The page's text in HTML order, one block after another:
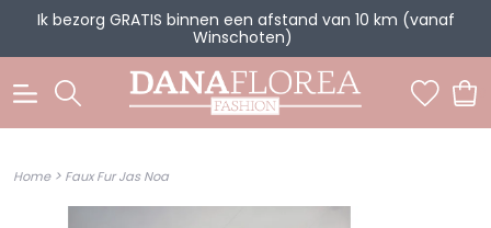
Ik bezorg GRATIS binnen een afstand van 10 km (vanaf
Winschoten)
Home> Faux Fur Jas Noa